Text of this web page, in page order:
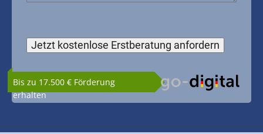
Bis zu 17.500 € Förderung
erhalten